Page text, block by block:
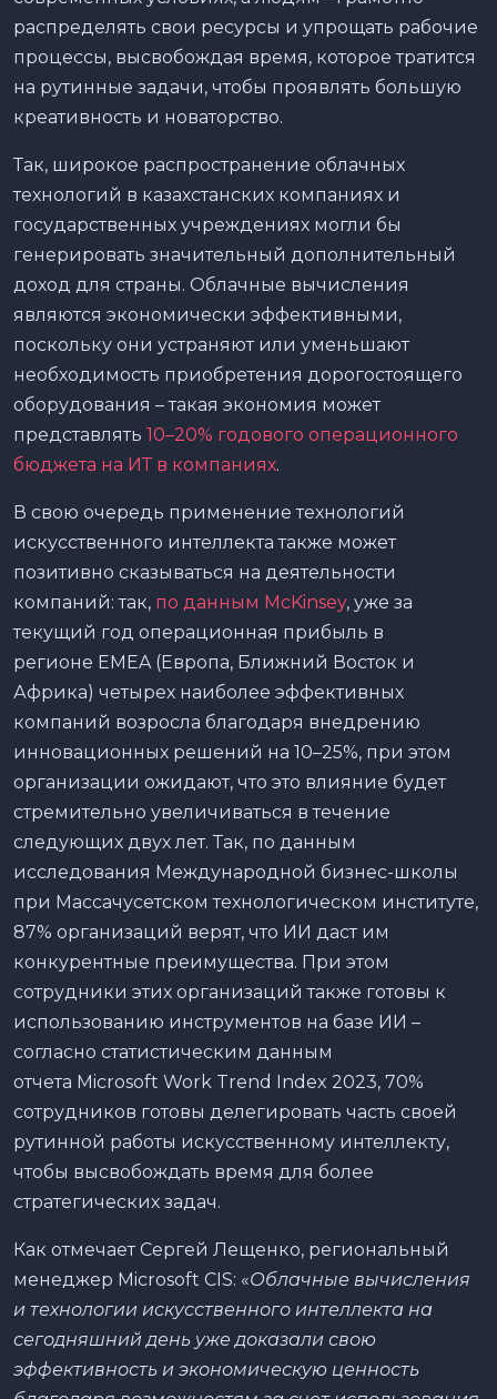
распределять свои ресурсы и упрощать рабочие
процессы, высвобождая время, которое тратится
на рутинные задачи, чтобы проявлять большую
креативность и новаторство.
Так, широкое распространение облачных
технологий в казахстанских компаниях и
государственных учреждениях могли бы
генерировать значительный дополнительный
доход для страны. Облачные вычисления
являются экономически эффективными,
поскольку они устраняют или уменьшают
необходимость приобретения дорогостоящего
оборудования – такая экономия может
представлять 10–20% годового операционного
бюджета на ИТ в компаниях.
В свою очередь применение технологий
искусственного интеллекта также может
позитивно сказываться на деятельности
компаний: так, по данным McKinsey, уже за
текущий год операционная прибыль в
регионе EMEA (Европа, Ближний Восток и
Африка) четырех наиболее эффективных
компаний возросла благодаря внедрению
инновационных решений на 10–25%, при этом
организации ожидают, что это влияние будет
стремительно увеличиваться в течение
следующих двух лет. Так, по данным
исследования Международной бизнес-школы
при Массачусетском технологическом институте,
87% организаций верят, что ИИ даст им
конкурентные преимущества. При этом
сотрудники этих организаций также готовы к
использованию инструментов на базе ИИ –
согласно статистическим данным
отчета Microsoft Work Trend Index 2023, 70%
сотрудников готовы делегировать часть своей
рутинной работы искусственному интеллекту,
чтобы высвобождать время для более
стратегических задач.
Как отмечает Сергей Лещенко, региональный
менеджер Microsoft CIS: «Облачные вычисления
и технологии искусственного интеллекта на
сегодняшний день уже доказали свою
эффективность и экономическую ценность